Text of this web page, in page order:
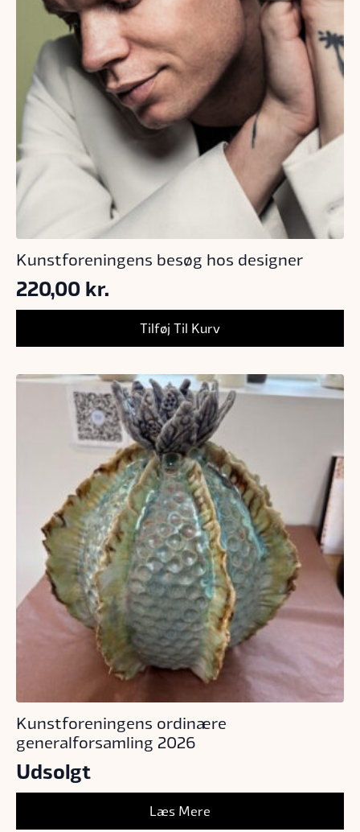
Kunstforeningens besøg hos designer
220,00kr.
Tilføj Til Kurv
Kunstforeningens ordinære
generalforsamling 2026
Udsolgt
Læs Mere